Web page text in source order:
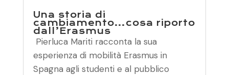
Una storia di
cambiamento…cosa riporto
dall’Erasmus
Pierluca Mariti racconta la sua
esperienza di mobilità Erasmus in
Spagna agli studenti e al pubblico